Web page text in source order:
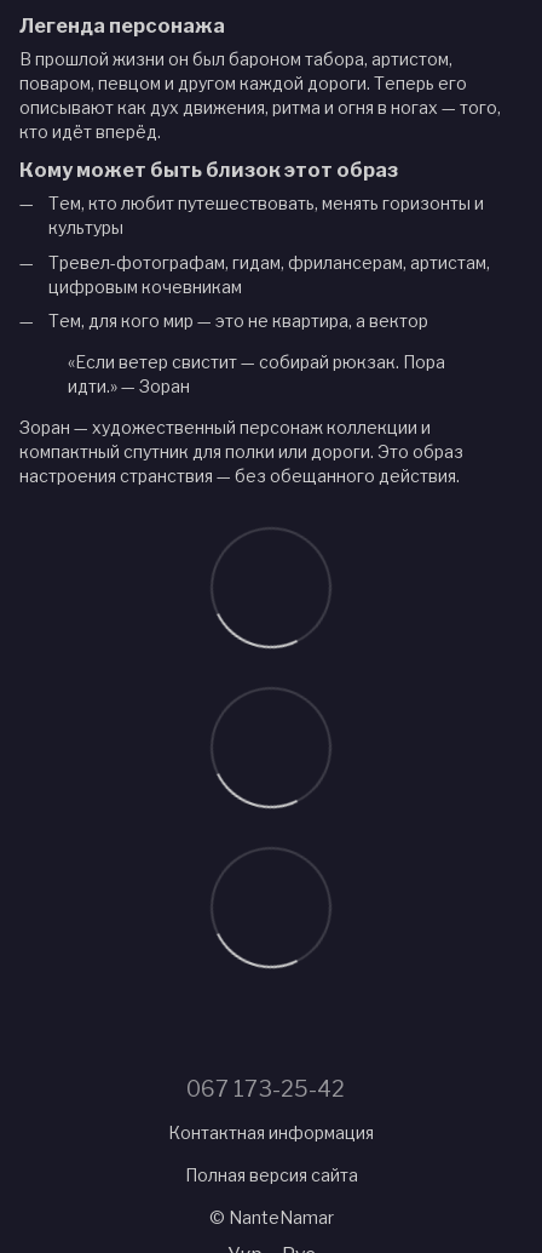
Легенда персонажа
В прошлой жизни он был бароном табора, артистом,
поваром, певцом и другом каждой дороги. Теперь его
описывают как дух движения, ритма и огня в ногах — того,
кто идёт вперёд.
Кому может быть близок этот образ
Тем, кто любит путешествовать, менять горизонты и
культуры
Тревел-фотографам, гидам, фрилансерам, артистам,
цифровым кочевникам
Тем, для кого мир — это не квартира, а вектор
«Если ветер свистит — собирай рюкзак. Пора
идти.» — Зоран
Зоран — художественный персонаж коллекции и
компактный спутник для полки или дороги. Это образ
настроения странствия — без обещанного действия.
067 173-25-42
Контактная информация
Полная версия сайта
© NanteNamar